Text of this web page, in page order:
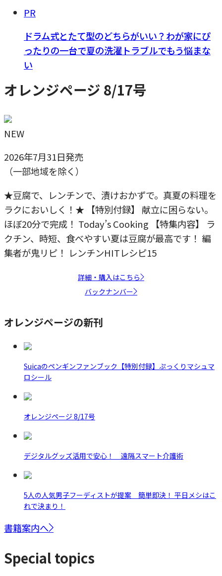
PR
ドラム式とたて型のどちらがいい？わが家にぴ
ったりの一台で夏の洗濯トラブルでもう悩まな
い
オレンジページ 8/17号
NEW
2026年7月31日発売
（一部地域を除く）
★豆腐で、レンチンで、漬けおかずで。真夏の料理を
ラクにおいしく！★ 【特別付録】 献立に困らない。
ほぼ20分で完成！ Today’s Cooking 【特集内容】 ラ
クチン、時短、食べやすい夏は豆腐が最高です！ 編
集者が鬼リピ！ レンチンHITレシピ15
詳細・購入はこちら
バックナンバー
オレンジページの新刊
Suicaのペンギンファンブック【特別付録】ぷっくりマシュマ
ロシール
オレンジページ 8/17号
デジタルグッズ活用で安心！ 遠隔スマート介護術
5人の人気男子フーディストが提案 簡単即決！ 平日メシはこ
れで決まり！
書籍案内へ
Special topics